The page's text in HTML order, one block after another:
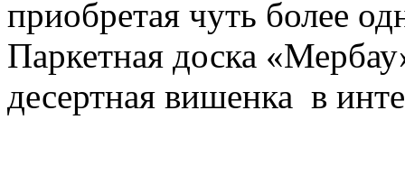
приобретая чуть более
Паркетная доска
десертная вишенка в